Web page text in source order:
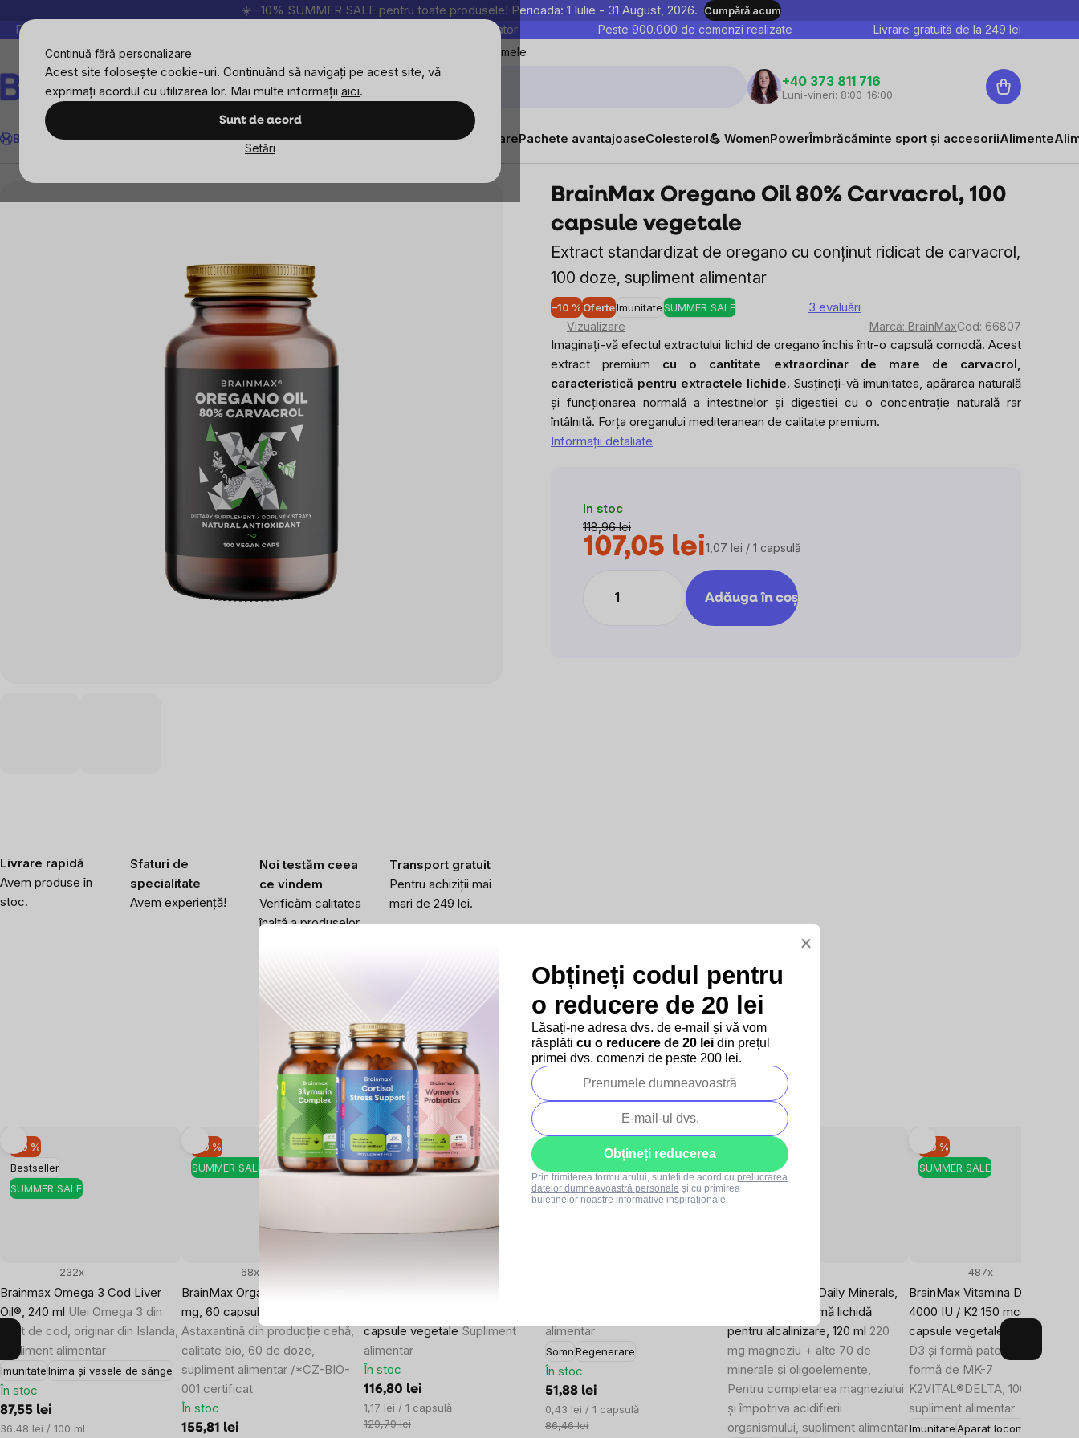
Continuă fără personalizare
Acest site folosește cookie-uri. Continuând să navigați pe acest site, vă
exprimați acordul cu utilizarea lor. Mai multe informații aici.
Sunt de acord
Setări
☀️−10% SUMMER SALE pentru toate produsele! Perioada: 1 Iulie - 31 August, 2026. Cumpără acum
Peste 200.000 de recenzii verificate Produsele noastre sunt testate în laborator Peste 900.000 de comenzi realizate Livrare gratuită de la 249 lei
Favoritele mele
Căutare
+40 373 811 716
Luni-vineri: 8:00-16:00
Coş
de
BrainMax
SportImunitateFemeiBărbațiCopiiObiectiveNoutățiSuplimente alimentarePachete avantajoaseColesterol💪 WomenPowerÎmbrăcăminte sport și accesoriiAlimente
BrainMax Oregano Oil 80% Carvacrol, 100
capsule vegetale
Extract standardizat de oregano cu conținut ridicat de carvacrol,
100 doze, supliment alimentar
–10 % OferteImunitateSUMMER SALE
Evaluarea
a
produsului
este
2,7
din
3 evaluări
Livrare rapidă
Avem produse în
stoc.
Sfaturi de
specialitate
Avem experiență!
Noi testăm ceea
ce vindem
Verificăm calitatea
înaltă a produselor
Transport gratuit
Pentru achiziții mai
mari de 249 lei.
Vizualizare Marcă: BrainMaxCod: 66807
Imaginați-vă efectul extractului lichid de oregano închis într-o capsulă comodă. Acest
extract premium cu o cantitate extraordinar de mare de carvacrol,
caracteristică pentru extractele lichide. Susțineți-vă imunitatea, apărarea naturală
și funcționarea normală a intestinelor și digestiei cu o concentrație naturală rar
întâlnită. Forța oreganului mediteranean de calitate premium.
Informaţii detaliate
In stoc
118,96 lei
107,05 lei Evaluare
preţ:
1,07 lei / 1 capsulă
Adăuga în coş
Produse asociate
Bestseller
SUMMER SALE
–10 %
Brainmax Omega 3 Cod Liver
Oil®, 240 ml Ulei Omega 3 din
ficat de cod, originar din Islanda,
supliment alimentar
ImunitateInima și vasele de sânge
232x
În stoc
87,55 lei
Evaluare
36,48 lei / 100 ml
SUMMER SALE
–10 %
BrainMax Organic Astaxanthin, 8
mg, 60 capsule vegetale
Astaxantină din producție cehă,
calitate bio, 60 de doze,
supliment alimentar /*CZ-BIO-
001 certificat
68x
În stoc
155,81 lei
SUMMER SALE
–10 %
capsule vegetale Supliment
alimentar
În stoc
116,80 lei
Evaluare
preţ:
1,17 lei / 1 capsulă
129,79 lei
alimentar
SomnRegenerare
În stoc
51,88 lei
Evaluare
preţ:
0,43 lei / 1 capsulă
86,46 lei
SUMMER SALE
BrainMax Liquid Daily Minerals,
Minerale sub formă lichidă
pentru alcalinizare, 120 ml 220
mg magneziu + alte 70 de
minerale și oligoelemente,
Pentru completarea magneziului
și împotriva acidifierii
organismului, supliment alimentar
SUMMER SALE
–10 %
BrainMax Vitamina D3 & K2®,
4000 IU / K2 150 mcg, 100
capsule vegetale
Doză mare
D3 și formă patentată de K2
formă de MK-7
K2VITAL®DELTA, 100 de doze,
supliment alimentar
ImunitateAparat locomotor
487x
×
Obțineți codul pentru
o reducere de 20 lei
Lăsați-ne adresa dvs. de e-mail și vă vom
răsplăti cu o reducere de 20 lei din prețul
primei dvs. comenzi de peste 200 lei.
Obțineți reducerea
Prin trimiterea formularului, sunteți de acord cu prelucrarea
datelor dumneavoastră personale și cu primirea
buletinelor noastre informative inspiraționale.